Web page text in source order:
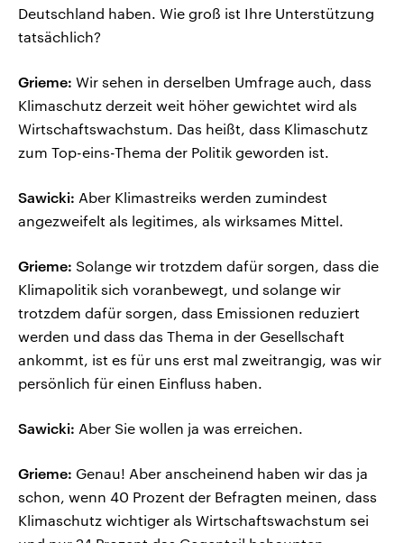
Deutschland haben. Wie groß ist Ihre Unterstützung
tatsächlich?
Grieme: Wir sehen in derselben Umfrage auch, dass
Klimaschutz derzeit weit höher gewichtet wird als
Wirtschaftswachstum. Das heißt, dass Klimaschutz
zum Top-eins-Thema der Politik geworden ist.
Sawicki: Aber Klimastreiks werden zumindest
angezweifelt als legitimes, als wirksames Mittel.
Grieme: Solange wir trotzdem dafür sorgen, dass die
Klimapolitik sich voranbewegt, und solange wir
trotzdem dafür sorgen, dass Emissionen reduziert
werden und dass das Thema in der Gesellschaft
ankommt, ist es für uns erst mal zweitrangig, was wir
persönlich für einen Einfluss haben.
Sawicki: Aber Sie wollen ja was erreichen.
Grieme: Genau! Aber anscheinend haben wir das ja
schon, wenn 40 Prozent der Befragten meinen, dass
Klimaschutz wichtiger als Wirtschaftswachstum sei